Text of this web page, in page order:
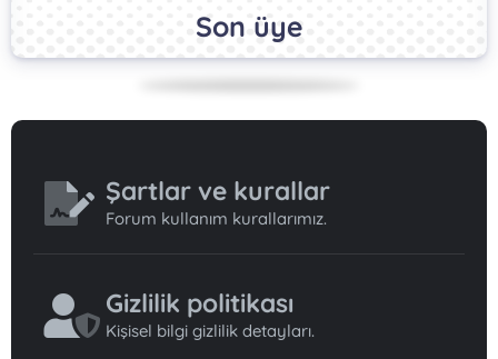
Son üye
Şartlar ve kurallar
Forum kullanım kurallarımız.
Gizlilik politikası
Kişisel bilgi gizlilik detayları.